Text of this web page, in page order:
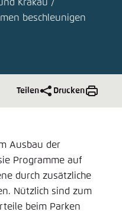
Krakau /
beschleunigen
Teilen Drucken
Ausbau der
Programme auf
durch zusätzliche
Nützlich sind zum
beim Parken
Anmelden
im Browser
Übernehmen